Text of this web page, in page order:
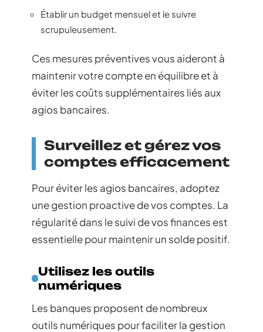
Établir un budget mensuel et le suivre
scrupuleusement.
Ces mesures préventives vous aideront à
maintenir votre compte en équilibre et à
éviter les coûts supplémentaires liés aux
agios bancaires.
Surveillez et gérez vos
comptes efficacement
Pour éviter les agios bancaires, adoptez
une gestion proactive de vos comptes. La
régularité dans le suivi de vos finances est
essentielle pour maintenir un solde positif.
Utilisez les outils
numériques
Les banques proposent de nombreux
outils numériques pour faciliter la gestion